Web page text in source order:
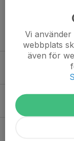
Tidigare
2 aug,
Tack för
Att tänka
Vi
webbplats
även för